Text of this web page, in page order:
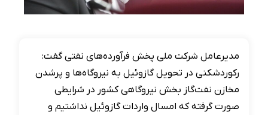
مدیرعامل شرکت ملی پخش فرآورده‌های نفتی گفت:
رکوردشکنی در تحویل گازوئیل به نیروگاه‌ها و پرشدن
مخازن نفت‌گاز بخش نیروگاهی کشور در شرایطی
صورت گرفته که امسال واردات گازوئیل نداشتیم و